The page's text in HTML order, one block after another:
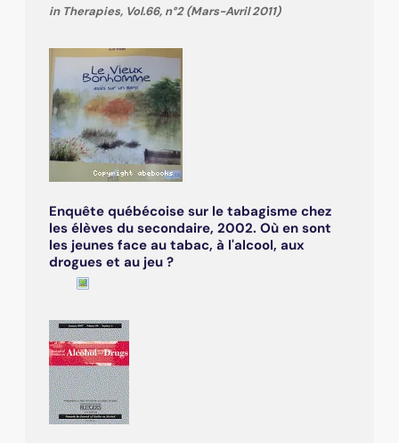
in Therapies, Vol.66, n°2 (Mars-Avril 2011)
Enquête québécoise sur le tabagisme chez
les élèves du secondaire, 2002. Où en sont
les jeunes face au tabac, à l'alcool, aux
drogues et au jeu ?